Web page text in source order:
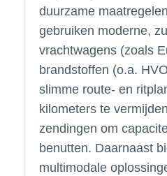
duurzame
gebruiken moderne,
vrachtwagens (zoals
brandstoffen (o.a.
slimme route- en
kilometers te
zendingen om
benutten. Daarnaast
multimodale